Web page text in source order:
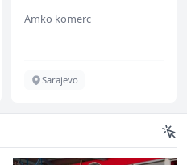
Amko komerc
Sarajevo